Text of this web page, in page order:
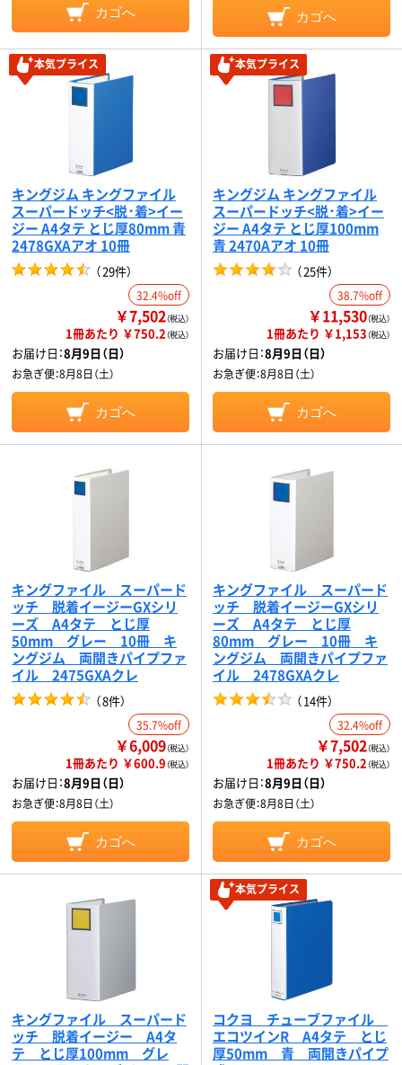
カゴへ カゴへ
本気プライス
キングジム キングファイル
スーパードッチ<脱･着>イー
ジー A4タテ とじ厚80mm 青
2478GXAアオ 10冊
（29件）
32.4%off
￥7,502（税込）
1冊あたり ￥750.2（税込）
お届け日：8月9日（日）
お急ぎ便：8月8日（土）
カゴへ
本気プライス
キングジム キングファイル
スーパードッチ<脱･着>イー
ジー A4タテ とじ厚100mm
青 2470Aアオ 10冊
（25件）
38.7%off
￥11,530（税込）
1冊あたり ￥1,153（税込）
お届け日：8月9日（日）
お急ぎ便：8月8日（土）
カゴへ
キングファイル スーパード
ッチ 脱着イージーGXシリ
ーズ A4タテ とじ厚
50mm グレー 10冊 キ
ングジム 両開きパイプファ
イル 2475GXAクレ
（8件）
35.7%off
￥6,009（税込）
1冊あたり ￥600.9（税込）
お届け日：8月9日（日）
お急ぎ便：8月8日（土）
カゴへ
キングファイル スーパード
ッチ 脱着イージーGXシリ
ーズ A4タテ とじ厚
80mm グレー 10冊 キ
ングジム 両開きパイプファ
イル 2478GXAクレ
（14件）
32.4%off
￥7,502（税込）
1冊あたり ￥750.2（税込）
お届け日：8月9日（日）
お急ぎ便：8月8日（土）
カゴへ
キングファイル スーパード
ッチ 脱着イージー A4タ
テ とじ厚100mm グレ
本気プライス
コクヨ チューブファイル
エコツインR A4タテ とじ
厚50mm 青 両開きパイプ